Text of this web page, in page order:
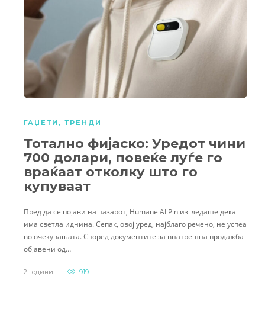
ГАЏЕТИ , ТРЕНДИ
Тотално фијаско: Уредот чини
700 долари, повеќе луѓе го
враќаат отколку што го
купуваат
Пред да се појави на пазарот, Humane AI Pin изгледаше дека
има светла иднина. Сепак, овој уред, најблаго речено, не успеа
во очекувањата. Според документите за внатрешна продажба
објавени од…
2 години 919